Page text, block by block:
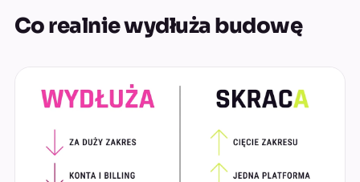
Co realnie wydłuża budowę